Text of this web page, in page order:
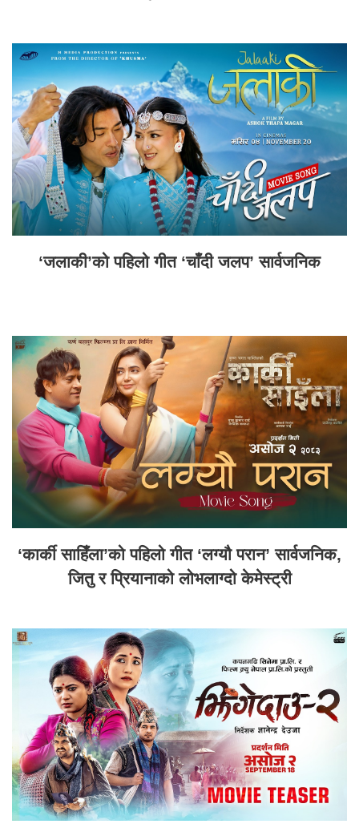
‘जलाकी’को पहिलो गीत ‘चाँदी जलप’ सार्वजनिक
‘कार्की साहिँला’को पहिलो गीत ‘लग्यौ परान’ सार्वजनिक,
जितु र प्रियानाको लोभलाग्दो केमेस्ट्री